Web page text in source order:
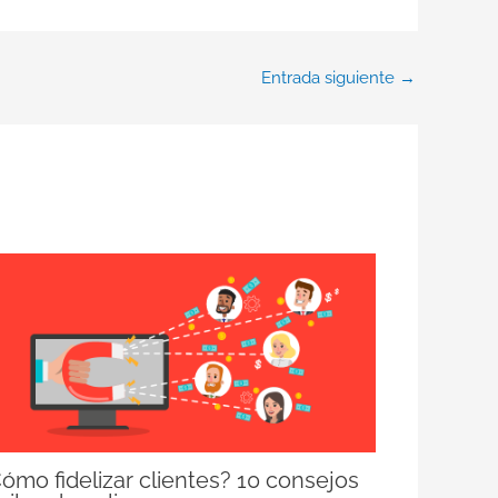
Entrada siguiente →
fidelizar clientes? 10 consejos